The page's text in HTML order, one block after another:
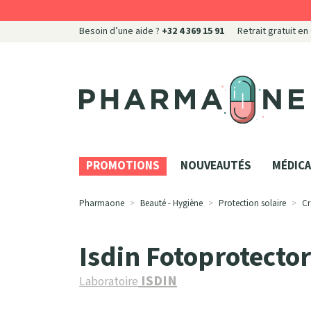
Besoin d’une aide ? +32 4 369 15 91 Retrait gratuit en
Pharmaone Votre pharmacie en ligne à votre
PROMOTIONS NOUVEAUTÉS
Pharmaone Beauté - Hygiène Protection solaire
Isdin
LaboratoireISDIN